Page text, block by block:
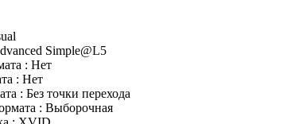
Simple@L5
: Нет
: Нет
: Без точки перехода
: Выборочная